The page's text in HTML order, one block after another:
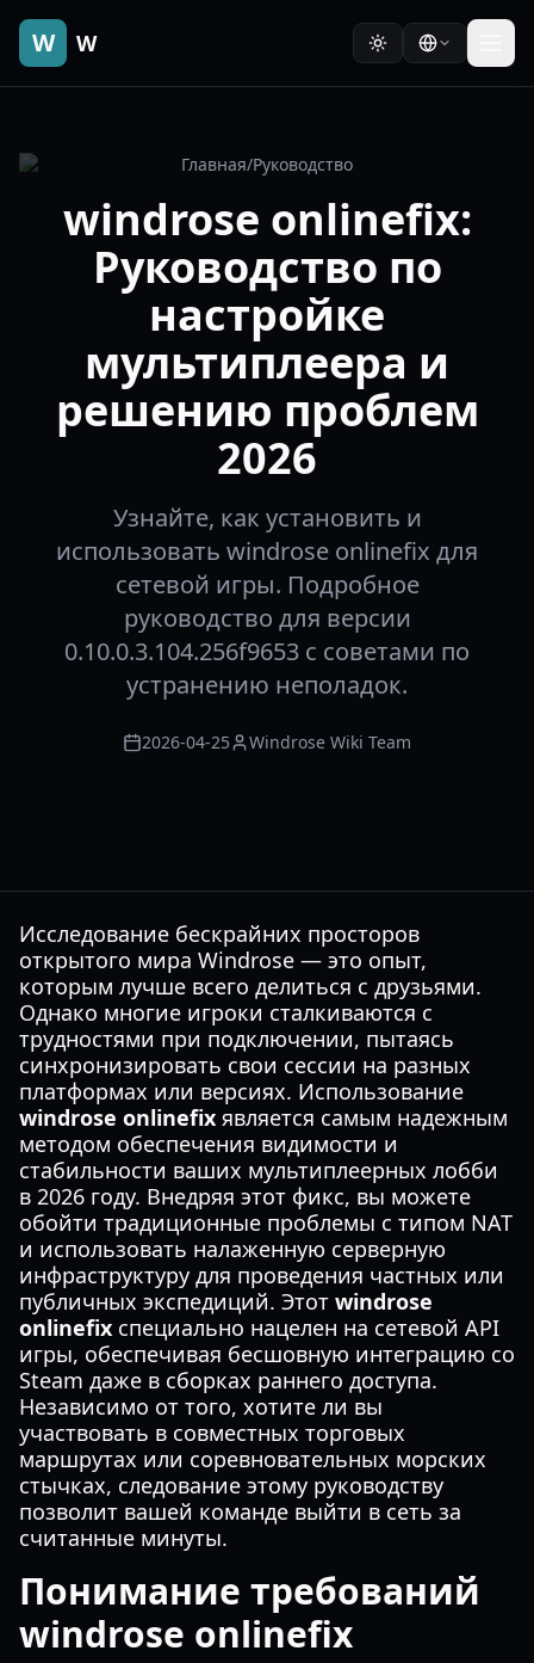
W W
Главная/Руководство
windrose onlinefix:
Руководство по
настройке
мультиплеера и
решению проблем
2026
Узнайте, как установить и
использовать windrose onlinefix для
сетевой игры. Подробное
руководство для версии
0.10.0.3.104.256f9653 с советами по
устранению неполадок.
2026-04-25 Windrose Wiki Team
Исследование бескрайних просторов
открытого мира Windrose — это опыт,
которым лучше всего делиться с друзьями.
Однако многие игроки сталкиваются с
трудностями при подключении, пытаясь
синхронизировать свои сессии на разных
платформах или версиях. Использование
windrose onlinefix является самым надежным
методом обеспечения видимости и
стабильности ваших мультиплеерных лобби
в 2026 году. Внедряя этот фикс, вы можете
обойти традиционные проблемы с типом NAT
и использовать налаженную серверную
инфраструктуру для проведения частных или
публичных экспедиций. Этот windrose
onlinefix специально нацелен на сетевой API
игры, обеспечивая бесшовную интеграцию со
Steam даже в сборках раннего доступа.
Независимо от того, хотите ли вы
участвовать в совместных торговых
маршрутах или соревновательных морских
стычках, следование этому руководству
позволит вашей команде выйти в сеть за
считанные минуты.
Понимание требований
windrose onlinefix